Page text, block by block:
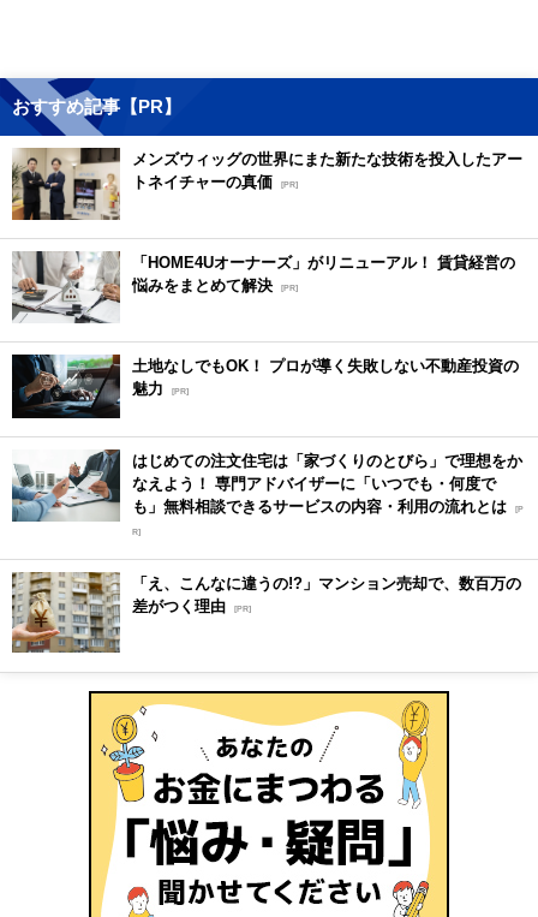
おすすめ記事【PR】
メンズウィッグの世界にまた新たな技術を投入したアー
トネイチャーの真価 [PR]
「HOME4Uオーナーズ」がリニューアル！ 賃貸経営の
悩みをまとめて解決 [PR]
土地なしでもOK！ プロが導く失敗しない不動産投資の
魅力
[PR]
はじめての注文住宅は「家づくりのとびら」で理想をか
なえよう！ 専門アドバイザーに「いつでも・何度で
も」無料相談できるサービスの内容・利用の流れとは [P
R]
「え、こんなに違うの!?」マンション売却で、数百万の
差がつく理由 [PR]